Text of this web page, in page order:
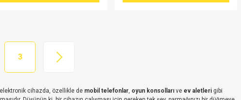
3
elektronik cihazda, özellikle de mobil telefonlar, oyun konsolları ve ev aletleri gibi